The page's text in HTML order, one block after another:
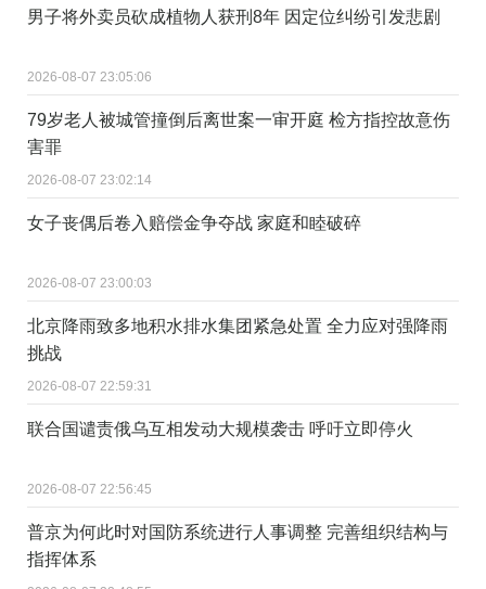
男子将外卖员砍成植物人获刑8年 因定位纠纷引发悲剧
2026-08-07 23:05:06
79岁老人被城管撞倒后离世案一审开庭 检方指控故意伤
害罪
2026-08-07 23:02:14
女子丧偶后卷入赔偿金争夺战 家庭和睦破碎
2026-08-07 23:00:03
北京降雨致多地积水排水集团紧急处置 全力应对强降雨
挑战
2026-08-07 22:59:31
联合国谴责俄乌互相发动大规模袭击 呼吁立即停火
2026-08-07 22:56:45
普京为何此时对国防系统进行人事调整 完善组织结构与
指挥体系